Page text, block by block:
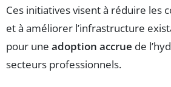
Ces initiatives visent à réduire les
et à améliorer l’infrastructure
pour une adoption accrue de
secteurs professionnels.